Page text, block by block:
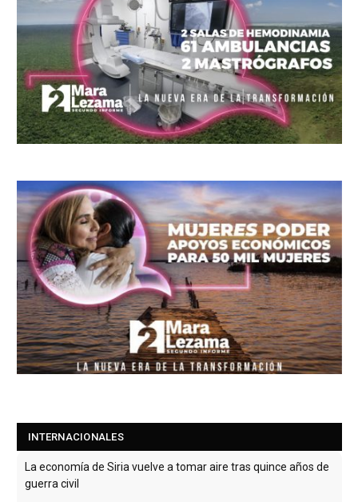
INTERNACIONALES
La economía de Siria vuelve a tomar aire tras quince años de
guerra civil